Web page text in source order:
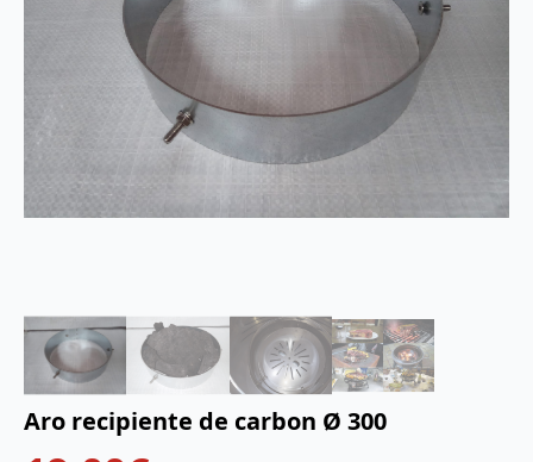
Aro recipiente de carbon Ø 300